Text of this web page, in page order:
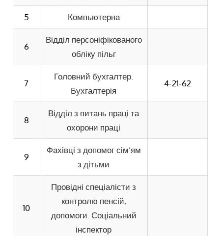
5 Компьютерна
6
Відділ персоніфікованого
обліку пільг
7
Головний бухгалтер.
Бухгалтерія
4-21-62
8
Відділ з питань праці та
охорони праці
9
Фахівці з допомог сім’ям
з дітьми
10
Провідні спеціалісти з
контролю пенсій,
допомоги. Соціальний
інспектор